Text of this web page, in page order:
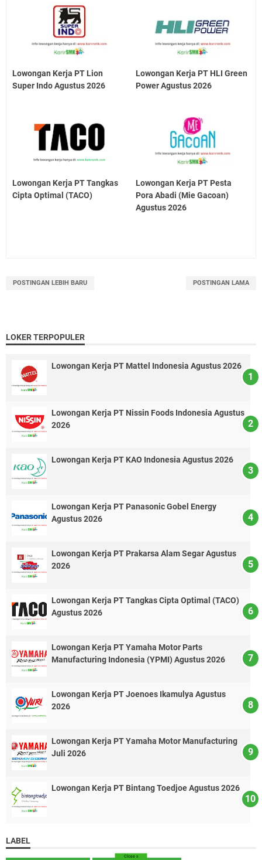
Lowongan Kerja PT Lion
Super Indo Agustus 2026
Lowongan Kerja PT HLI Green
Power Agustus 2026
Lowongan Kerja ​PT Tangkas
Cipta Optimal (TACO)
Lowongan Kerja PT Pesta
Pora Abadi (Mie Gacoan)
Agustus 2026
POSTINGAN LEBIH BARU POSTINGAN LAMA
LOKER TERPOPULER
Lowongan Kerja PT Mattel Indonesia Agustus 2026
Lowongan Kerja PT Nissin Foods Indonesia Agustus
2026
Lowongan Kerja PT KAO Indonesia Agustus 2026
Lowongan Kerja PT Panasonic Gobel Energy
Agustus 2026
Lowongan Kerja PT Prakarsa Alam Segar Agustus
2026
Lowongan Kerja PT Tangkas Cipta Optimal (TACO)
Agustus 2026
Lowongan Kerja PT Yamaha Motor Parts
Manufacturing Indonesia (YPMI) Agustus 2026
Lowongan Kerja PT Joenoes Ikamulya Agustus
2026
Lowongan Kerja PT Yamaha Motor Manufacturing
Juli 2026
Lowongan Kerja PT Bintang Toedjoe Agustus 2026
LABEL
Close x